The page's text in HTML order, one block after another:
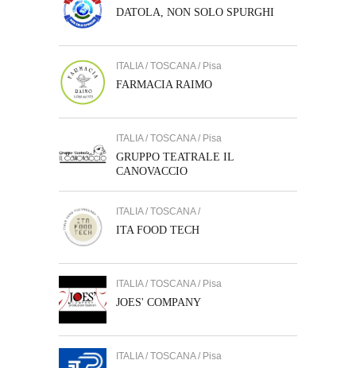
DATOLA, NON SOLO SPURGHI
ITALIA / TOSCANA / Pisa
FARMACIA RAIMO
ITALIA / TOSCANA / Pisa
GRUPPO TEATRALE IL
CANOVACCIO
ITALIA / TOSCANA /
ITA FOOD TECH
ITALIA / TOSCANA / Pisa
JOES' COMPANY
ITALIA / TOSCANA / Pisa